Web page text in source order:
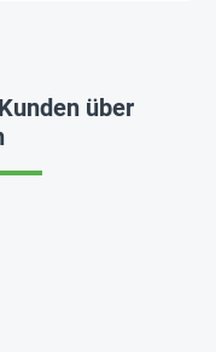
über